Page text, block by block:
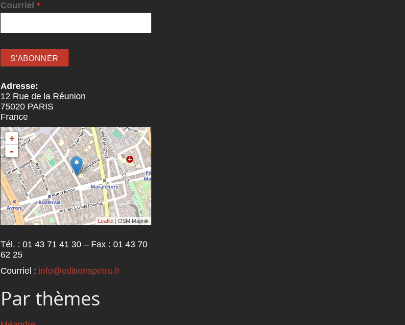
Courriel *
Adresse:
12 Rue de la Réunion
75020 PARIS
France
+
-
Leaflet | OSM Mapnik
Tél. : 01 43 71 41 30 – Fax : 01 43 70
62 25
Courriel : info@editionspetra.fr
Par thèmes